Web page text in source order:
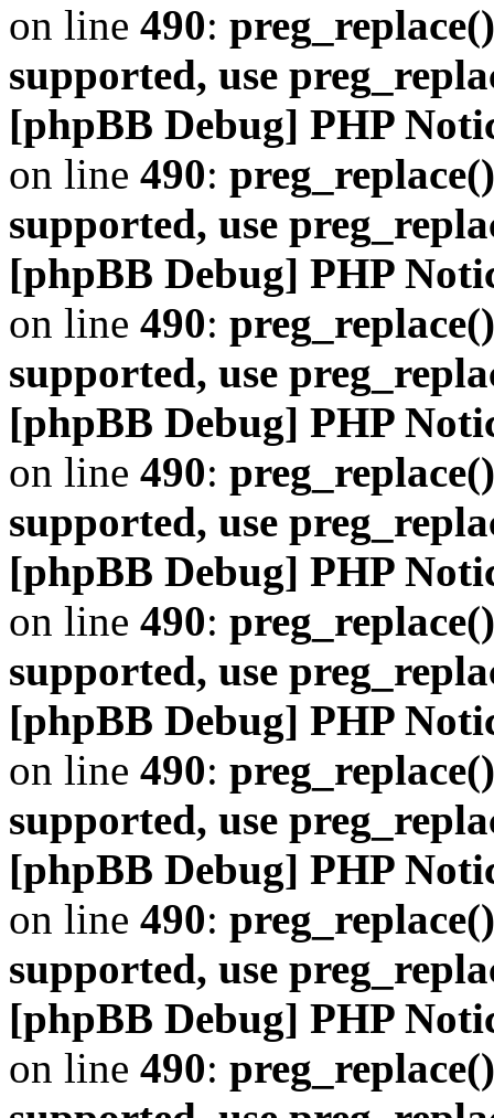
on line 490:
supported, use
[phpBB Debug] PHP
on line 490:
supported, use
[phpBB Debug] PHP
on line 490:
supported, use
[phpBB Debug] PHP
on line 490:
supported, use
[phpBB Debug] PHP
on line 490:
supported, use
[phpBB Debug] PHP
on line 490:
supported, use
[phpBB Debug] PHP
on line 490:
supported, use
[phpBB Debug] PHP
on line 490: